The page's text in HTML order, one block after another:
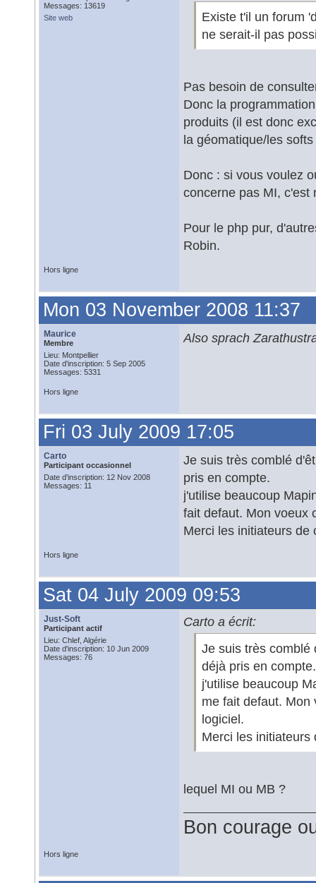
Messages: 13619
Site web
Existe t'il un forum
ne serait-il pas
Pas besoin de
Donc la
produits (il est donc
la géomatique/les
Donc : si vous voulez
concerne pas MI, c'est
Pour le php pur,
Robin.
Hors ligne
Mon 03 November 2008 11:37
Maurice
Membre
Lieu: Montpellier
Date d'inscription: 5 Sep 2005
Messages: 5331
Also sprach
Hors ligne
Fri 03 July 2009 17:05
Carto
Participant occasionnel
Date d'inscription: 12 Nov 2008
Messages: 11
Je suis très comblé
pris en compte.
j'utilise beaucoup
fait defaut. Mon voeux
Merci les initiateurs de
Hors ligne
Sat 04 July 2009 09:53
Just-Soft
Participant actif
Lieu: Chlef, Algérie
Date d'inscription: 10 Jun 2009
Messages: 76
Carto a écrit:
Je suis très comblé
déjà pris en compte.
j'utilise beaucoup
me fait defaut. Mon
logiciel.
Merci les initiateurs
lequel MI ou MB ?
Bon courage
Hors ligne